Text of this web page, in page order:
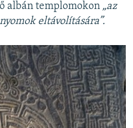
albán templomokon „az
eltávolítására”.